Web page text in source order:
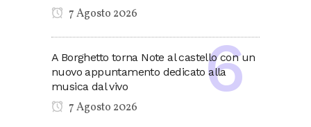
7 Agosto 2026
A Borghetto torna Note al castello con un
nuovo appuntamento dedicato alla
musica dal vivo
7 Agosto 2026